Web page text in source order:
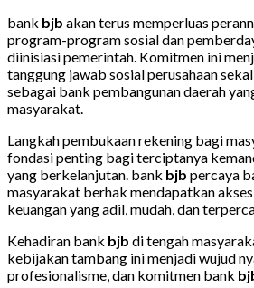
bank bjb akan terus memperluas
program-program sosial dan
diinisiasi pemerintah. Komitmen ini
tanggung jawab sosial perusahaan
sebagai bank pembangunan daerah
masyarakat.
Langkah pembukaan rekening bagi
fondasi penting bagi terciptanya
yang berkelanjutan. bank bjb percaya
masyarakat berhak mendapatkan
keuangan yang adil, mudah, dan
Kehadiran bank bjb di tengah
kebijakan tambang ini menjadi wujud
profesionalisme, dan komitmen bank